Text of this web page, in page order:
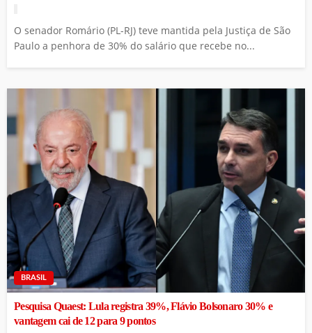
O senador Romário (PL-RJ) teve mantida pela Justiça de São
Paulo a penhora de 30% do salário que recebe no...
BRASIL
Pesquisa Quaest: Lula registra 39%, Flávio Bolsonaro 30% e
vantagem cai de 12 para 9 pontos